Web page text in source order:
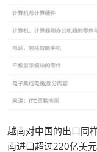
越南对中国的出口同
南进口超过220亿美